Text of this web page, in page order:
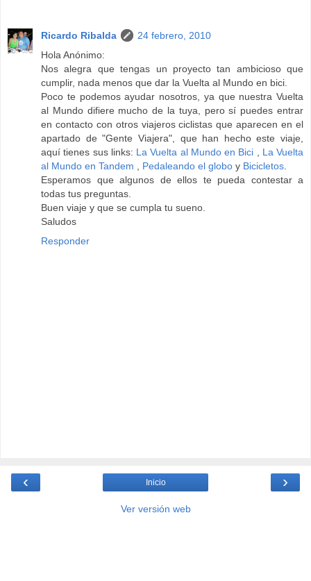
Ricardo Ribalda
24 febrero, 2010
Hola Anónimo:
Nos alegra que tengas un proyecto tan ambicioso que
cumplir, nada menos que dar la Vuelta al Mundo en bici.
Poco te podemos ayudar nosotros, ya que nuestra Vuelta
al Mundo difiere mucho de la tuya, pero sí puedes entrar
en contacto con otros viajeros ciclistas que aparecen en el
apartado de "Gente Viajera", que han hecho este viaje,
aquí tienes sus links: La Vuelta al Mundo en Bici , La Vuelta
al Mundo en Tandem , Pedaleando el globo y Bicicletos.
Esperamos que algunos de ellos te pueda contestar a
todas tus preguntas.
Buen viaje y que se cumpla tu sueno.
Saludos
Responder
‹ ›
Inicio
Ver versión web